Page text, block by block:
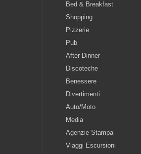
Bed & Breakfast
Shopping
Pizzerie
Pub
After Dinner
Discoteche
Benessere
Divertimenti
Auto/Moto
Media
Agenzie Stampa
Viaggi Escursioni